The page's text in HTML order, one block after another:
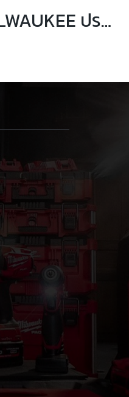
MILWAUKEE ประแจบล็อกด้ามฟรี 3/8″ 95 Nm รุ่น M12 FIR38G2-0B0